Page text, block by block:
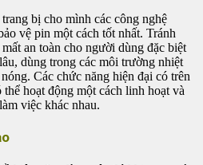
bị cho mình các công nghệ
vệ pin một cách tốt nhất. Tránh
an toàn cho người dùng đặc biệt
dùng trong các môi trường nhiệt
Các chức năng hiện đại có trên
hoạt động một cách linh hoạt và
việc khác nhau.